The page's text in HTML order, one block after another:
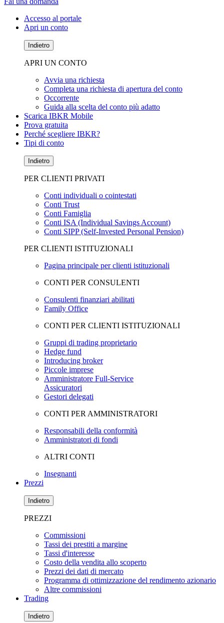
Accesso al portale
Apri un conto
Indietro
APRI UN CONTO
Avvia una richiesta
Completa una richiesta di apertura del conto
Occorrente
Guida alla scelta del conto più adatto
Scarica IBKR Mobile
Prova gratuita
Perché scegliere IBKR?
Tipi di conto
Indietro
PER CLIENTI PRIVATI
Conti individuali o cointestati
Conti Trust
Conti Famiglia
Conti ISA (Individual Savings Account)
Conti SIPP (Self-Invested Personal Pension)
PER CLIENTI ISTITUZIONALI
Pagina principale per clienti istituzionali
CONTI PER CONSULENTI
Consulenti finanziari abilitati
Family Office
CONTI PER CLIENTI ISTITUZIONALI
Gruppi di trading proprietario
Hedge fund
Introducing broker
Piccole imprese
Amministratore Full-Service
Assicuratori
Gestori delegati
CONTI PER AMMINISTRATORI
Responsabili della conformità
Amministratori di fondi
ALTRI CONTI
Insegnanti
Prezzi
Indietro
PREZZI
Commissioni
Tassi dei prestiti a margine
Tassi d'interesse
Costo della vendita allo scoperto
Prezzi dei dati di mercato
Programma di ottimizzazione del rendimento azionario
Altre commissioni
Trading
Indietro